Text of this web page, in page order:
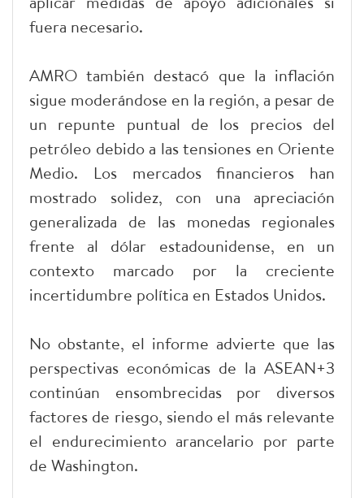
fuera necesario.
AMRO también destacó que la inflación
sigue moderándose en la región, a pesar de
un repunte puntual de los precios del
petróleo debido a las tensiones en Oriente
Medio. Los mercados financieros han
mostrado solidez, con una apreciación
generalizada de las monedas regionales
frente al dólar estadounidense, en un
contexto marcado por la creciente
incertidumbre política en Estados Unidos.
No obstante, el informe advierte que las
perspectivas económicas de la ASEAN+3
continúan ensombrecidas por diversos
factores de riesgo, siendo el más relevante
el endurecimiento arancelario por parte
de Washington.